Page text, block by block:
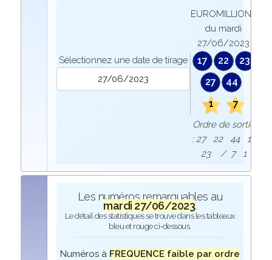
Sélectionnez une date de tirage
EUROMILLIONS
du mardi
27/06/2023
17 22
23
27
44
1
7
Ordre de sortie
: 27 22 44 17
23 / 7 1
Les numéros remarquables au
mardi 27/06/2023.
Le détail des statistiques se trouve dans les tableaux
bleu et rouge ci-dessous.
Numéros à FREQUENCE faible par ordre